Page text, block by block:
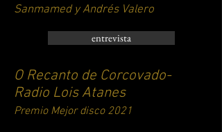
Sanmamed y Andrés Valero
entrevista
O Recanto de Corcovado-
Radio Lois Atanes
Premio Mejor disco 2021